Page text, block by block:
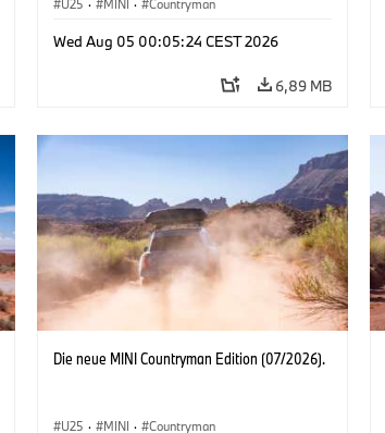
U25 · MINI · Countryman
Wed Aug 05 00:05:24 CEST 2026
6,89 MB
Die neue MINI Countryman Edition (07/2026).
U25 · MINI · Countryman